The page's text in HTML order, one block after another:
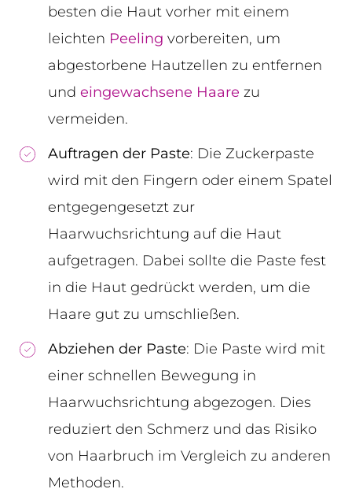
besten die Haut vorher mit einem
leichten Peeling vorbereiten, um
abgestorbene Hautzellen zu entfernen
und eingewachsene Haare zu
vermeiden.
Auftragen der Paste: Die Zuckerpaste
wird mit den Fingern oder einem Spatel
entgegengesetzt zur
Haarwuchsrichtung auf die Haut
aufgetragen. Dabei sollte die Paste fest
in die Haut gedrückt werden, um die
Haare gut zu umschließen.
Abziehen der Paste: Die Paste wird mit
einer schnellen Bewegung in
Haarwuchsrichtung abgezogen. Dies
reduziert den Schmerz und das Risiko
von Haarbruch im Vergleich zu anderen
Methoden.